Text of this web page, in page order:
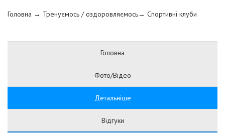
Головна → Тренуємось / оздоровляємось→ Спортивні клуби
Головна
Фото/Відео
Детальніше
Відгуки